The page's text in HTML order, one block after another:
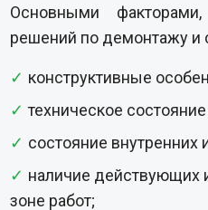
Основными
решений по демонтажу и
конструктивные
техническое
состояние
наличие действующих
зоне работ;